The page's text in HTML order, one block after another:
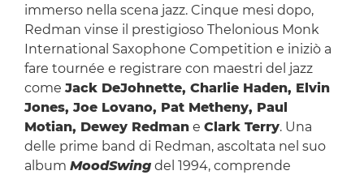
immerso nella scena jazz. Cinque mesi dopo,
Redman vinse il prestigioso Thelonious Monk
International Saxophone Competition e iniziò a
fare tournée e registrare con maestri del jazz
come Jack DeJohnette, Charlie Haden, Elvin
Jones, Joe Lovano, Pat Metheny, Paul
Motian, Dewey Redmane Clark Terry. Una
delle prime band di Redman, ascoltata nel suo
album MoodSwingdel 1994, comprende